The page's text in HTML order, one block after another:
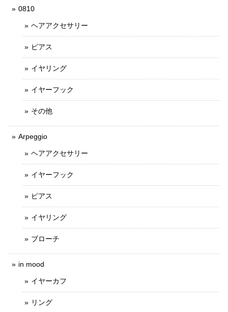
0810
ヘアアクセサリー
ピアス
イヤリング
イヤーフック
その他
Arpeggio
ヘアアクセサリー
イヤーフック
ピアス
イヤリング
ブローチ
in mood
イヤーカフ
リング